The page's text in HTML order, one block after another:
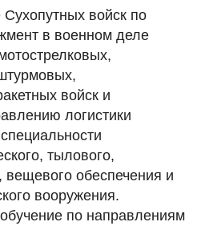
войск по
в военном деле
войск и
логистики
тылового,
вещевого обеспечения и
вооружения.
по направлениям